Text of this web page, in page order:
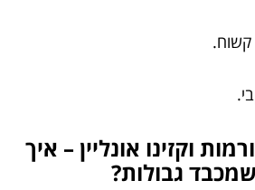
קשוח.
וקזינו אונליין – איך
גבולות?